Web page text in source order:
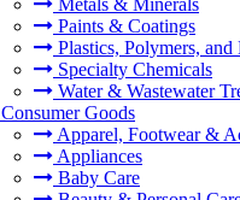
Metals & Minerals
Paints & Coatings
Plastics, Polymers, and
Specialty Chemicals
Water & Wastewater
Consumer Goods
Apparel, Footwear &
Appliances
Baby Care